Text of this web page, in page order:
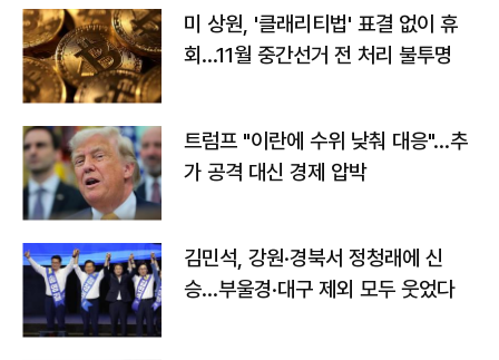
미 상원, '클래리티법' 표결 없이 휴
회…11월 중간선거 전 처리 불투명
트럼프 "이란에 수위 낮춰 대응"…추
가 공격 대신 경제 압박
김민석, 강원·경북서 정청래에 신
승…부울경·대구 제외 모두 웃었다